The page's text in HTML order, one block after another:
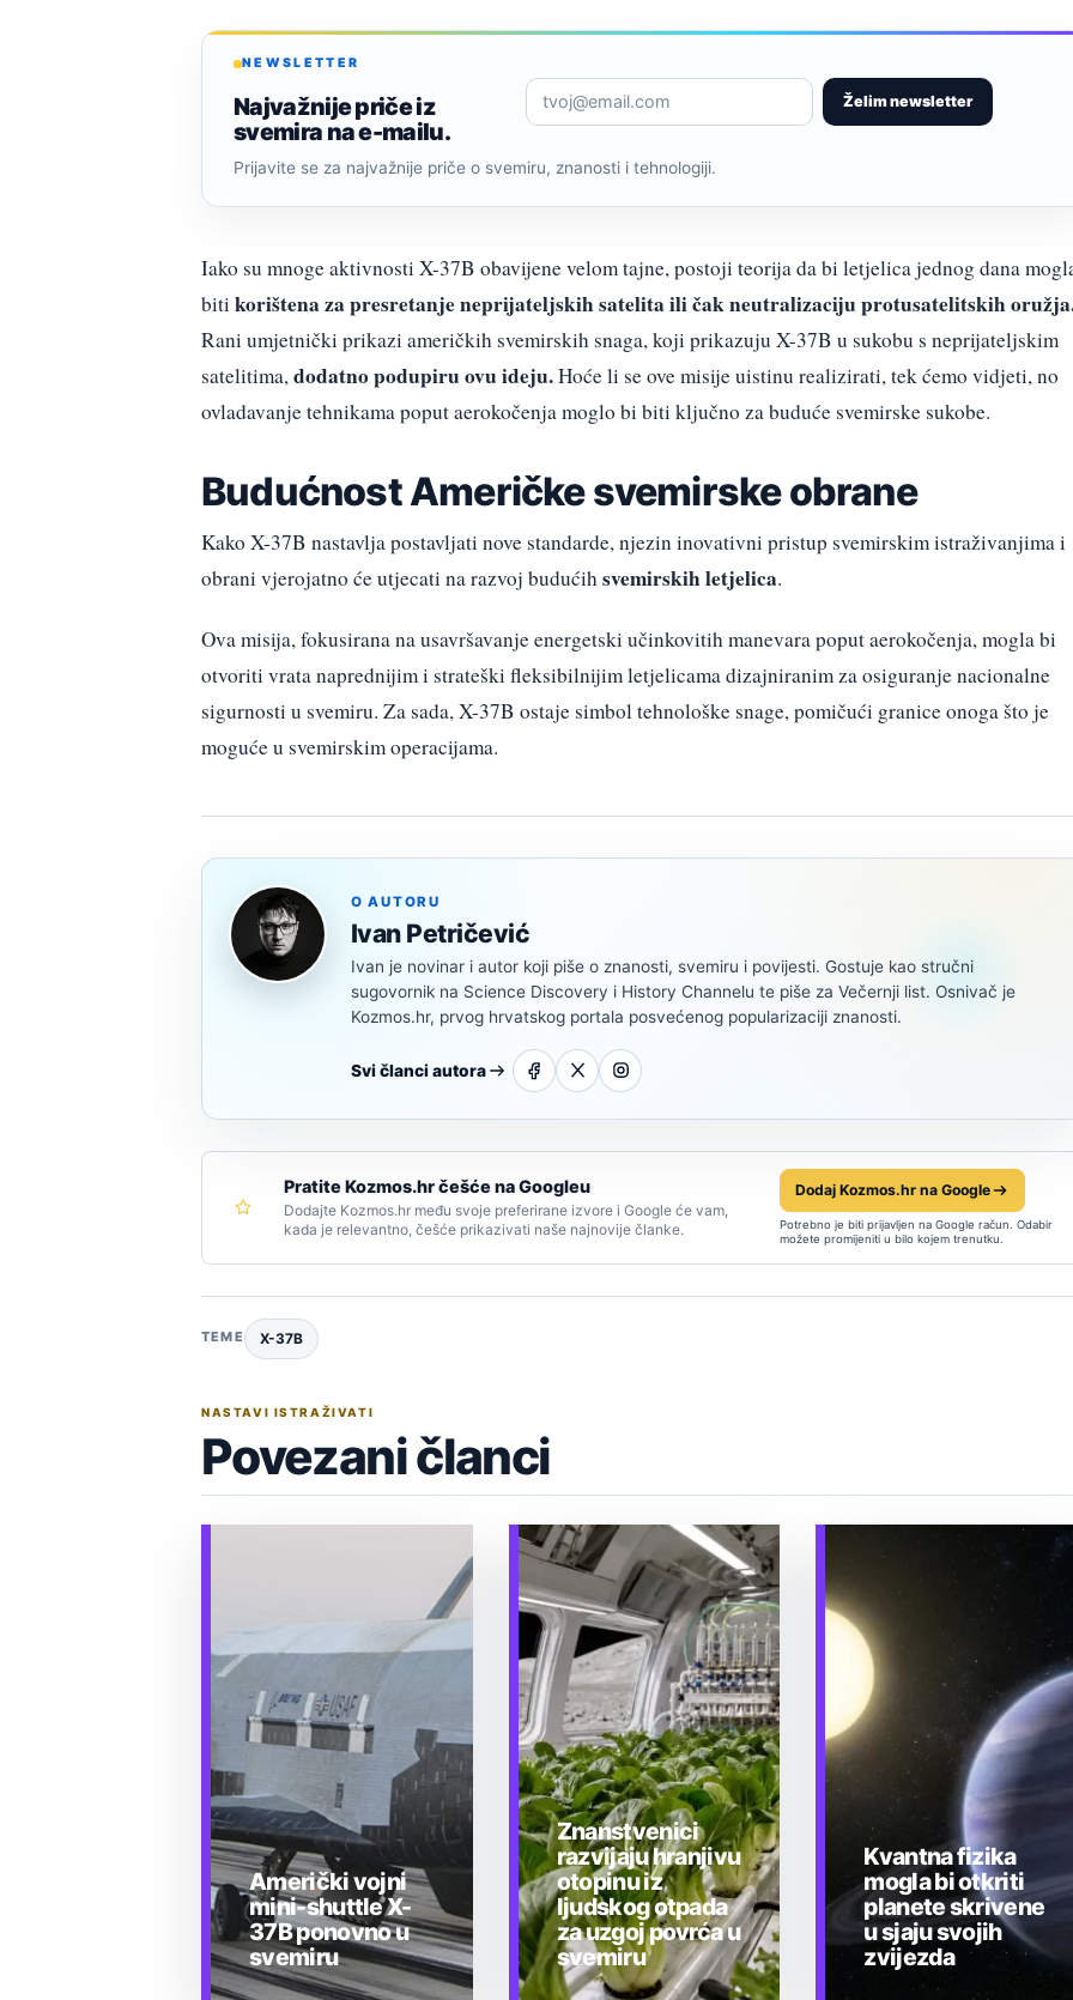
NEWSLETTER
Najvažnije priče iz
svemira na e-mailu.
Želim newsletter
Prijavite se za najvažnije priče o svemiru, znanosti i tehnologiji.
Iako su mnoge aktivnosti X-37B obavijene velom tajne, postoji teorija da bi letjelica jednog dana
biti korištena za presretanje neprijateljskih satelita ili čak neutralizaciju protusatelitskih
Rani umjetnički prikazi američkih svemirskih snaga, koji prikazuju X-37B u sukobu s neprijateljskim
satelitima,dodatno podupiru ovu ideju.Hoće li se ove misije uistinu realizirati, tek ćemo vidjeti, no
ovladavanje tehnikama poput aerokočenja moglo bi biti ključno za buduće svemirske sukobe.
Budućnost Američke svemirske obrane
Kako X-37B nastavlja postavljati nove standarde, njezin inovativni pristup svemirskim istraživanjima i
obrani vjerojatno će utjecati na razvoj budućihsvemirskih letjelica.
Ova misija, fokusirana na usavršavanje energetski učinkovitih manevara poput aerokočenja, mogla bi
otvoriti vrata naprednijim i strateški fleksibilnijim letjelicama dizajniranim za osiguranje nacionalne
sigurnosti u svemiru. Za sada, X-37B ostaje simbol tehnološke snage, pomičući granice onoga što je
moguće u svemirskim operacijama.
O AUTORU
Ivan Petričević
Ivan je novinar i autor koji piše o znanosti, svemiru i povijesti. Gostuje kao stručni
sugovornik na Science Discovery i History Channelu te piše za Večernji list. Osnivač je
Kozmos.hr, prvog hrvatskog portala posvećenog popularizaciji znanosti.
Svi članci autora
Pratite Kozmos.hr češće na Googleu
Dodajte Kozmos.hr među svoje preferirane izvore i Google će vam,
kada je relevantno, češće prikazivati naše najnovije članke.
Dodaj Kozmos.hr na Google
Potrebno je biti prijavljen na Google račun. Odabir
možete promijeniti u bilo kojem trenutku.
TEME X-37B
NASTAVI ISTRAŽIVATI
Povezani članci
Američki vojni
mini-shuttle X-
37B ponovno u
svemiru
Znanstvenici
razvijaju hranjivu
otopinu iz
ljudskog otpada
za uzgoj povrća u
svemiru
Kvantna fizika
mogla bi otkriti
planete skrivene
u sjaju svojih
zvijezda